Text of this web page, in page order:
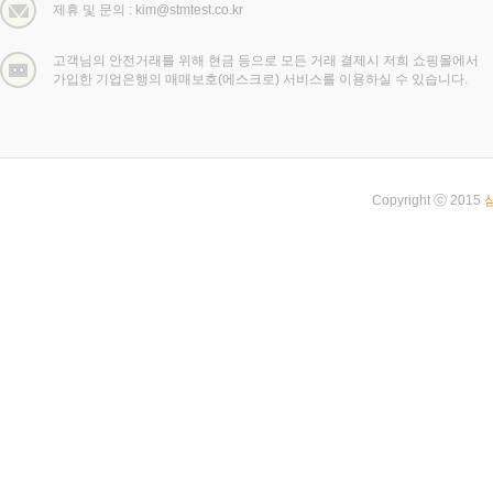
제휴 및 문의 : kim@stmtest.co.kr
고객님의 안전거래를 위해 현금 등으로 모든 거래 결제시 저희 쇼핑몰에서
가입한 기업은행의 매매보호(에스크로) 서비스를 이용하실 수 있습니다.
Copyright ⓒ 2015